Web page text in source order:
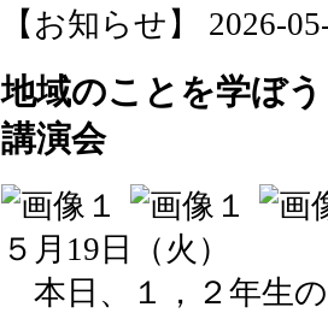
【お知らせ】 2026-
地域のことを学ぼ
講演会
５月19日（火）
本日、１，２年生